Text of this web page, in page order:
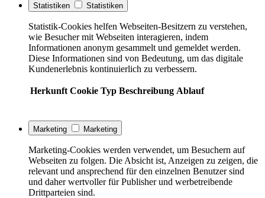
Statistiken Statistiken
Statistik-Cookies helfen Webseiten-Besitzern zu verstehen,
wie Besucher mit Webseiten interagieren, indem
Informationen anonym gesammelt und gemeldet werden.
Diese Informationen sind von Bedeutung, um das digitale
Kundenerlebnis kontinuierlich zu verbessern.
Herkunft Cookie Typ Beschreibung Ablauf
Marketing Marketing
Marketing-Cookies werden verwendet, um Besuchern auf
Webseiten zu folgen. Die Absicht ist, Anzeigen zu zeigen, die
relevant und ansprechend für den einzelnen Benutzer sind
und daher wertvoller für Publisher und werbetreibende
Drittparteien sind.